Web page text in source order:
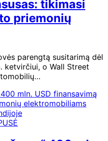
tikimasi
priemonių
parengtą susitarimą dėl
ketvirčiui, o Wall Street